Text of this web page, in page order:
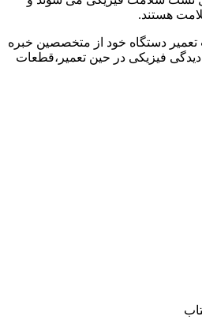
دستگاه خود از متخصصین خبره
فیزیکی در حین تعمیر،قطعات